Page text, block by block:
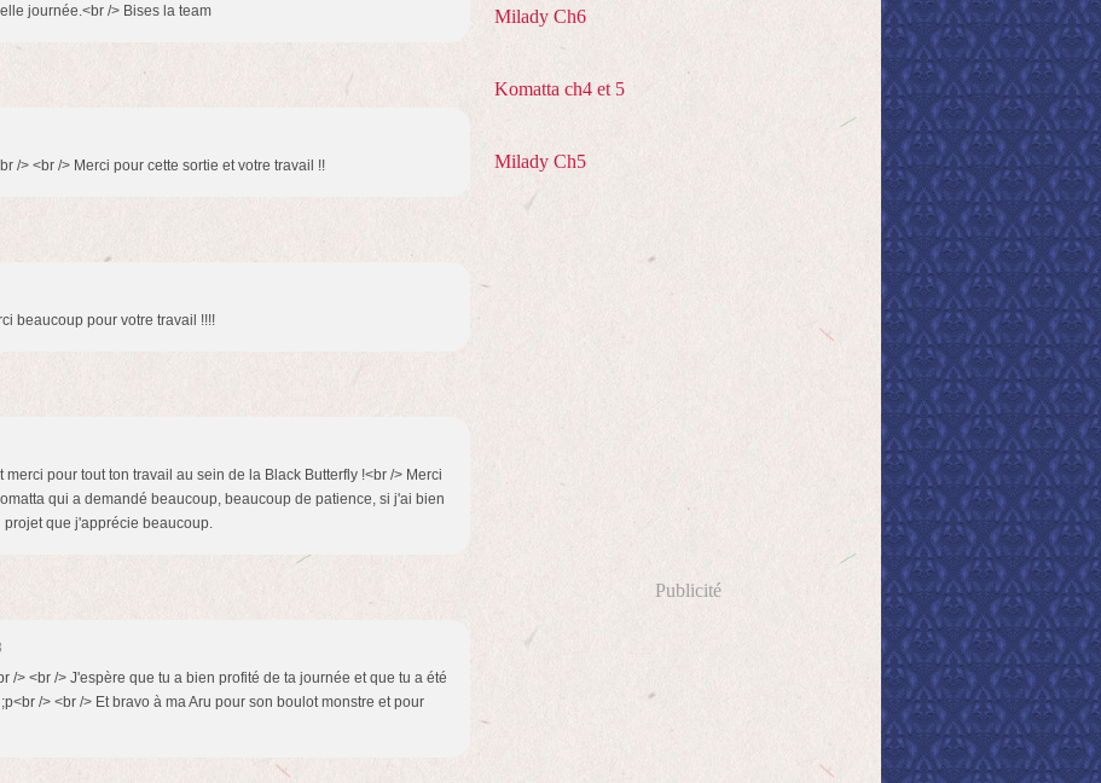
journée.<br /> Bises la team
/> <br /> Merci pour cette sortie et votre travail !!
beaucoup pour votre travail !!!!
pour tout ton travail au sein de la Black Butterfly !<br /> Merci
qui a demandé beaucoup, beaucoup de patience, si j'ai bien
projet que j'apprécie beaucoup.
/> <br /> J'espère que tu a bien profité de ta journée et que tu a été
/> <br /> Et bravo à ma Aru pour son boulot monstre et pour
Milady Ch6
Komatta ch4 et 5
Milady Ch5
Publicité